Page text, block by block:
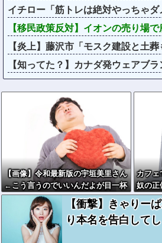
イチロー「筋トレは絶対やっちゃ
【移民政策反対】イオンの売り場
【炎上】藤沢市「モスク建設と土
【知ってた？】カナダ発ウェアブ
【画像】令和最新版の宇垣美里さん
←こう言うのでいいんだよが目一杯
詰まってると話題にw w w w w w
カフェ
奴の正
【衝撃】きゃりー
り本名を告白して